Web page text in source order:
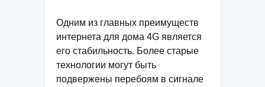
Одним из главных преимуществ
интернета для дома 4G является
его стабильность. Более старые
технологии могут быть
подвержены перебоям в сигнале